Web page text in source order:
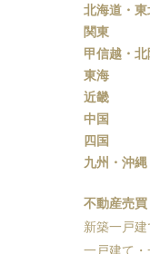
北海道・東
関東
甲信越・北
東海
近畿
中国
四国
九州・沖縄
不動産売
新築一戸建
一戸建て